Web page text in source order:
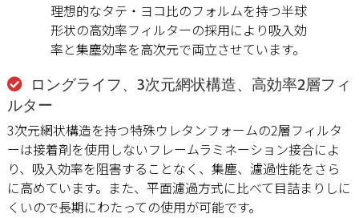
理想的なタテ・ヨコ比のフォルムを持つ半球
形状の高効率フィルターの採用により吸入効
率と集塵効率を高次元で両立させています。
ロングライフ、3次元網状構造、高効率2層フィ
ルター
3次元網状構造を持つ特殊ウレタンフォームの2層フィルタ
ーは接着剤を使用しないフレームラミネーション接合によ
り、吸入効率を阻害することなく、集塵、濾過性能をさら
に高めています。また、平面濾過方式に比べて目詰まりしに
くいので長期にわたっての使用が可能です。